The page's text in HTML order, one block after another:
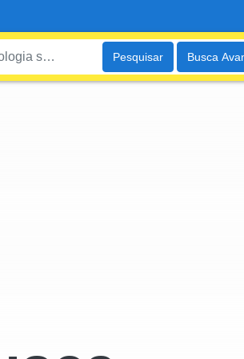
Pesquisar Busca